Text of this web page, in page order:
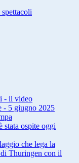
- il video
- 5 giugno 2025
stata ospite oggi
che lega la
Thuringen con il